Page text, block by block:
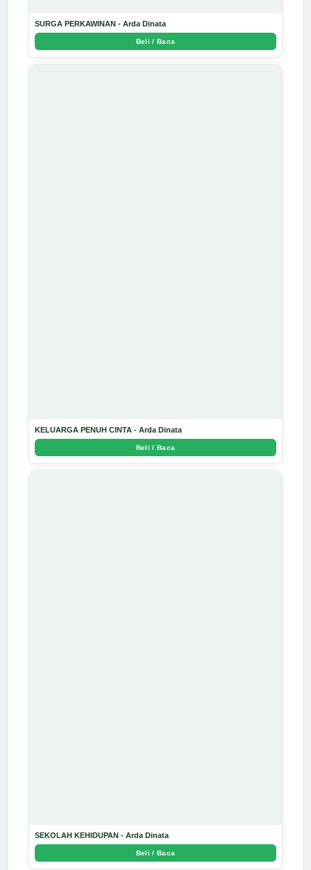
SURGA PERKAWINAN - Arda Dinata
Beli / Baca
KELUARGA PENUH CINTA - Arda Dinata
Beli / Baca
SEKOLAH KEHIDUPAN - Arda Dinata
Beli / Baca